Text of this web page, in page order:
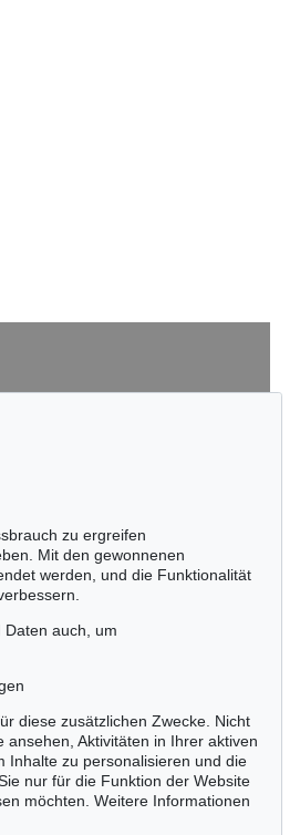
zum Newsletter anmelden >
zu ergreifen
Mit den gewonnenen
werden, und die Funktionalität
Daten auch, um
diese zusätzlichen Zwecke. Nicht
Aktivitäten in Ihrer aktiven
Inhalte zu personalisieren und die
nur für die Funktion der Website
möchten. Weitere Informationen